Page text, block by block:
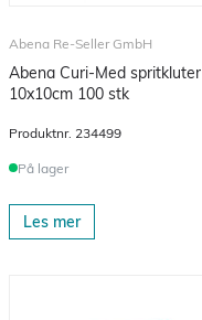
Abena Re-Seller GmbH
Abena Curi-Med spritkluter
10x10cm 100 stk
Produktnr. 234499
På lager
Les mer